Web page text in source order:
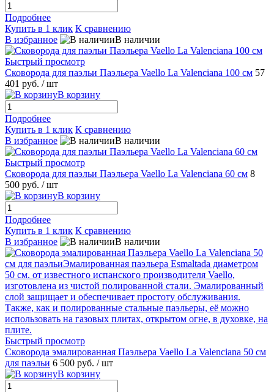
Подробнее
Купить в 1 клик К сравнению
В избранное
В наличии
Быстрый просмотр
Сковорода для паэльи Паэльера Vaello La Valenciana 100 см 57
401 руб. / шт
В корзину
Подробнее
Купить в 1 клик К сравнению
В избранное
В наличии
Быстрый просмотр
Сковорода для паэльи Паэльера Vaello La Valenciana 60 см 8
500 руб. / шт
В корзину
Подробнее
Купить в 1 клик К сравнению
В избранное
В наличии
Быстрый просмотр
Сковорода эмалированная Паэльера Vaello La Valenciana 50 см
для паэльи 6 500 руб. / шт
В корзину